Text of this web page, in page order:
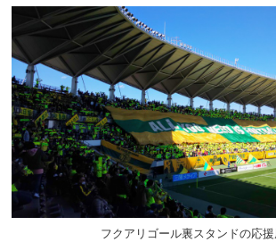
フクアリゴール裏スタンドの応